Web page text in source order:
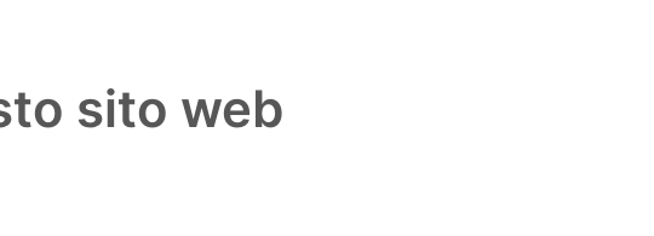
sito web